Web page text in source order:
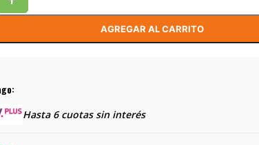
AGREGAR AL CARRITO
Hasta 6 cuotas sin interés